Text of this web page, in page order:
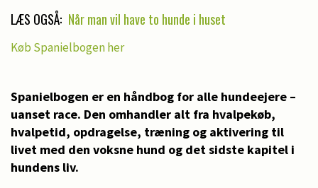
LÆS OGSÅ: Når man vil have to hunde i huset
Køb Spanielbogen her
Spanielbogen er en håndbog for alle hundeejere –
uanset race. Den omhandler alt fra hvalpekøb,
hvalpetid, opdragelse, træning og aktivering til
livet med den voksne hund og det sidste kapitel i
hundens liv.